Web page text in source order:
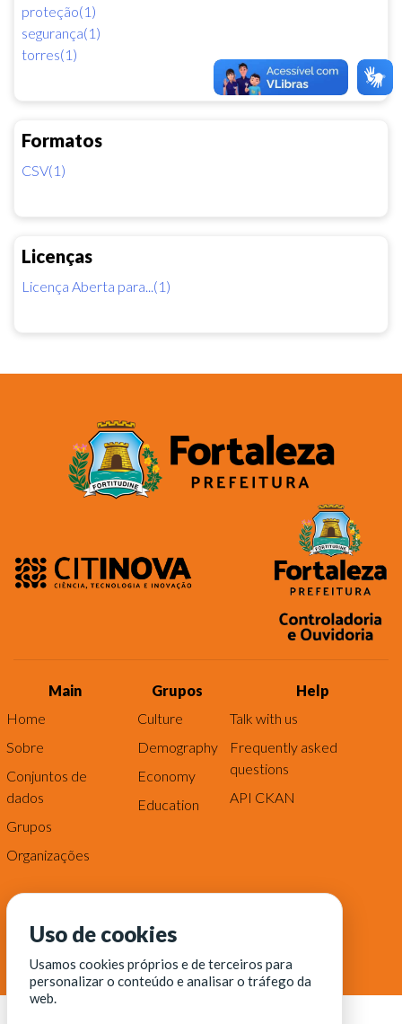
proteção(1)
segurança(1)
torres(1)
Formatos
CSV(1)
Licenças
Licença Aberta para...(1)
Main
Home
Sobre
Conjuntos de
dados
Grupos
Organizações
Grupos
Culture
Demography
Economy
Education
Help
Talk with us
Frequently asked
questions
API CKAN
Uso de cookies
Usamos cookies próprios e de terceiros para
personalizar o conteúdo e analisar o tráfego da
web.